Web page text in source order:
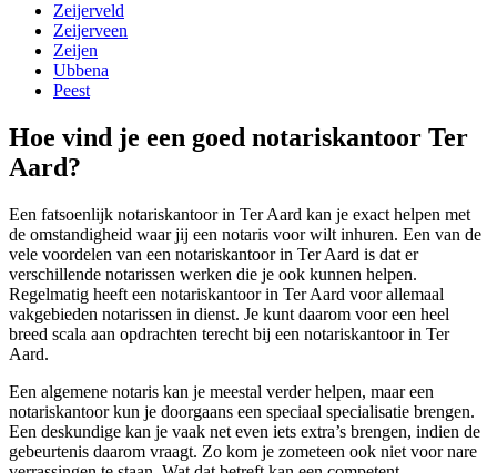
Zeijerveld
Zeijerveen
Zeijen
Ubbena
Peest
Hoe vind je een goed notariskantoor Ter
Aard?
Een fatsoenlijk notariskantoor in Ter Aard kan je exact helpen met
de omstandigheid waar jij een notaris voor wilt inhuren. Een van de
vele voordelen van een notariskantoor in Ter Aard is dat er
verschillende notarissen werken die je ook kunnen helpen.
Regelmatig heeft een notariskantoor in Ter Aard voor allemaal
vakgebieden notarissen in dienst. Je kunt daarom voor een heel
breed scala aan opdrachten terecht bij een notariskantoor in Ter
Aard.
Een algemene notaris kan je meestal verder helpen, maar een
notariskantoor kun je doorgaans een speciaal specialisatie brengen.
Een deskundige kan je vaak net even iets extra’s brengen, indien de
gebeurtenis daarom vraagt. Zo kom je zometeen ook niet voor nare